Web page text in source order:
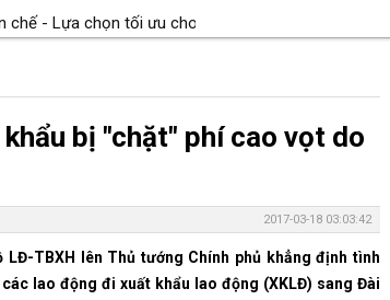
- Lựa chọn tối ưu cho nhu cầu lưu trữ và mở rộng của
bị "chặt" phí cao vọt do
2017-03-18 03:03:42
LĐ-TBXH lên Thủ tướng Chính phủ khẳng định tình
lao động đi xuất khẩu lao động (XKLĐ) sang Đài